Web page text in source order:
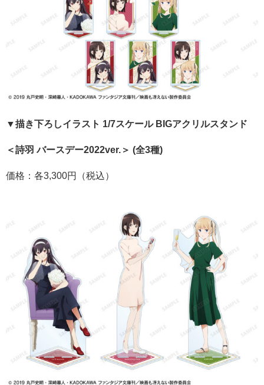
▼描き下ろしイラスト 1/7スケール BIGアクリルスタンド
＜詩羽 バースデー2022ver.＞ (全3種)
価格：各3,300円（税込）